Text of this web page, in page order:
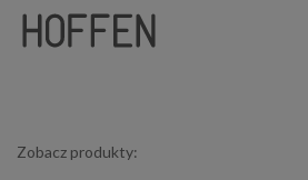
Zobacz produkty: